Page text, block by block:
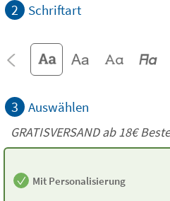
2 Schriftart
3 Auswählen
GRATISVERSAND ab18€
Mit Personalisierung